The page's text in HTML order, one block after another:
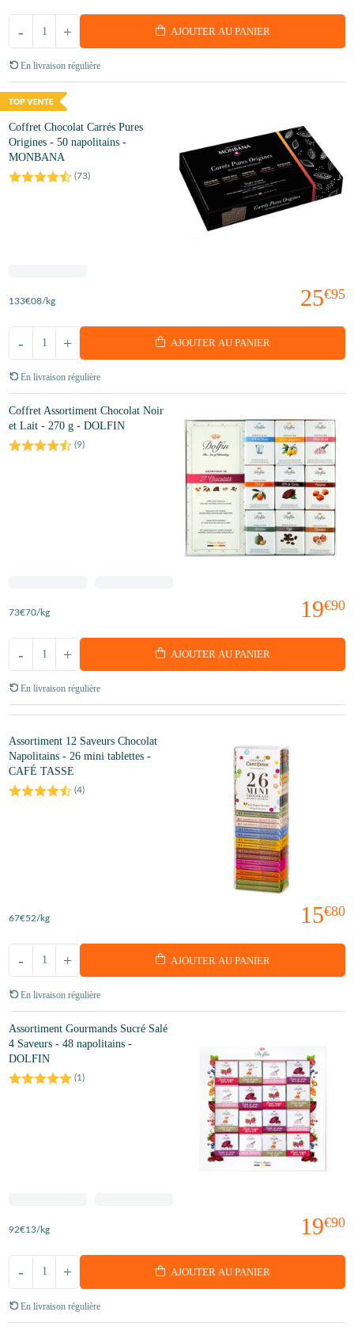
+
- AJOUTER AU PANIER
En livraison régulière
Coffret Chocolat Carrés Pures
Origines - 50 napolitains -
MONBANA
(73)
25€95
133€08/kg
+
- AJOUTER AU PANIER
En livraison régulière
Coffret Assortiment Chocolat Noir
et Lait - 270 g - DOLFIN
(9)
19€90
73€70/kg
+
- AJOUTER AU PANIER
En livraison régulière
Assortiment 12 Saveurs Chocolat
Napolitains - 26 mini tablettes -
CAFÉ TASSE
(4)
15€80
67€52/kg
+
- AJOUTER AU PANIER
En livraison régulière
Assortiment Gourmands Sucré Salé
4 Saveurs - 48 napolitains -
DOLFIN
(1)
19€90
92€13/kg
+
- AJOUTER AU PANIER
En livraison régulière